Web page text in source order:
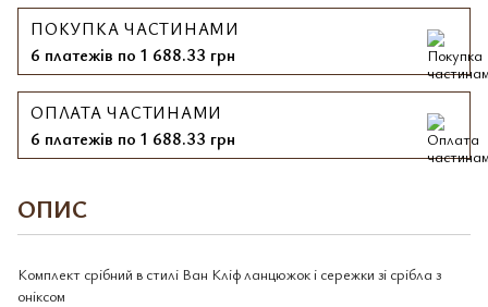
ПОКУПКА ЧАСТИНАМИ
6 платежів по 1 688.33 грн
ОПЛАТА ЧАСТИНАМИ
6 платежів по 1 688.33 грн
ОПИС
Комплект срібний в стилі Ван Кліф ланцюжок і сережки зі срібла з
оніксом